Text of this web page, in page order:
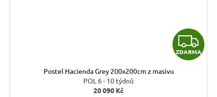
Z
D
ZDARMA
Postel Hacienda Grey 200x200cm z masivu
POL 6 - 10 týdnů
20 090 Kč